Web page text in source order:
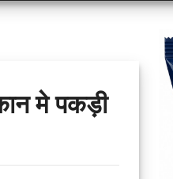
मे पकड़ी